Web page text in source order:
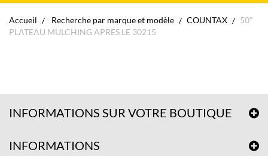
Accueil Recherche par marque et modèle COUNTAX
50"
PLATEAU MULCHING APRES LE 30215
INFORMATIONS SUR VOTRE BOUTIQUE
INFORMATIONS